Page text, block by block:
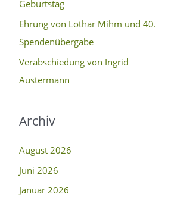
Geburtstag
Ehrung von Lothar Mihm und 40.
Spendenübergabe
Verabschiedung von Ingrid
Austermann
Archiv
August 2026
Juni 2026
Januar 2026